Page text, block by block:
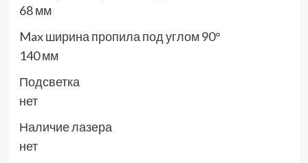
68 мм
Max ширина пропила под углом 90°
140 мм
Подсветка
нет
Наличие лазера
нет